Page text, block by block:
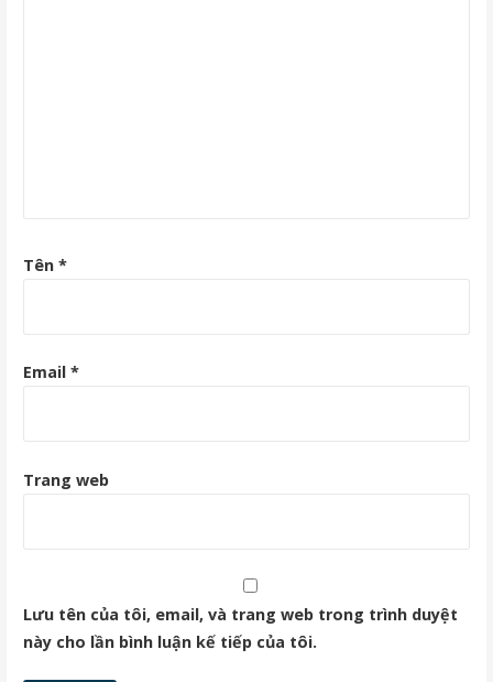
Tên *
Email *
Trang web
Lưu tên của tôi, email, và trang web trong trình duyệt
này cho lần bình luận kế tiếp của tôi.